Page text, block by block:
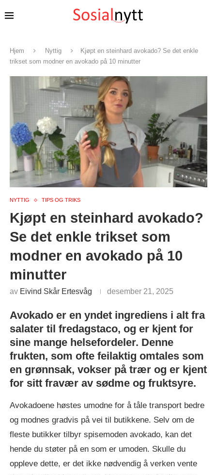
Hjem Nyttig
Kjøpt en steinhard avokado? Se det enkle
trikset som modner en avokado på 10 minutter
NYTTIG TIPS OG TRIKS
Kjøpt en steinhard avokado?
Se det enkle trikset som
modner en avokado på 10
minutter
av Eivind Skår Ertesvåg desember 21, 2025
Avokado er en yndet ingrediens i alt fra
salater til fredagstaco, og er kjent for
sine mange helsefordeler. Denne
frukten, som ofte feilaktig omtales som
en grønnsak, vokser på trær og er kjent
for sitt fravær av sødme og fruktsyre.
Avokadoene høstes umodne for å tåle transport bedre
og modnes gradvis på vei til butikkene. Selv om de
fleste butikker tilbyr spisemoden avokado, kan det
hende du støter på en som er umoden. Skulle du
oppleve dette, er det ikke nødvendig å verken vente